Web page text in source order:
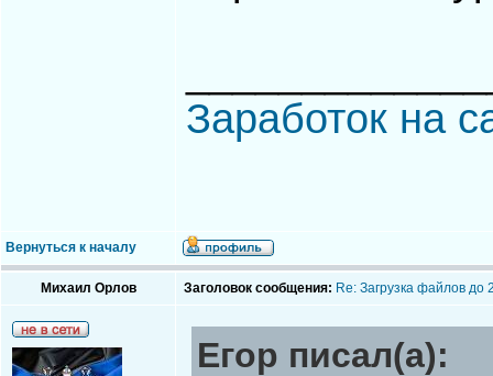
Заработок на
Вернуться к началу
Михаил Орлов Заголовок сообщения: Re: Загрузка файлов до
Егор писал(а):